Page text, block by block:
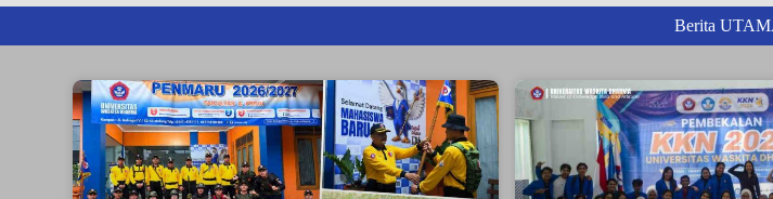
Berita